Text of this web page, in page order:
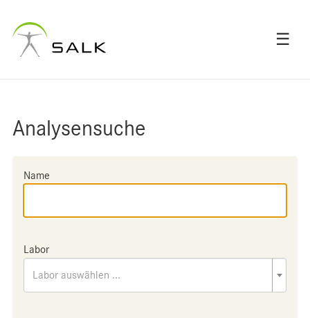
☰
Analysensuche
Name
Labor
Labor auswählen ...